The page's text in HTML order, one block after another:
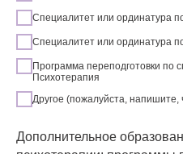
Специалитет или ординатура
Специалитет или ординатура
Программа переподготовки по
Психотерапия
Другое (пожалуйста, напишите,
Дополнительное